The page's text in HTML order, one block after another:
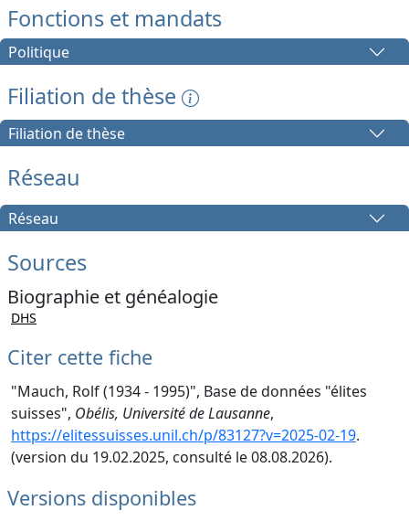
Fonctions et mandats
Politique
Filiation de thèse
Filiation de thèse
Réseau
Réseau
Sources
Biographie et généalogie
DHS
Citer cette fiche
"Mauch, Rolf (1934 - 1995)", Base de données "élites
suisses", Obélis, Université de Lausanne,
https://elitessuisses.unil.ch/p/83127?v=2025-02-19.
(version du 19.02.2025, consulté le 08.08.2026).
Versions disponibles